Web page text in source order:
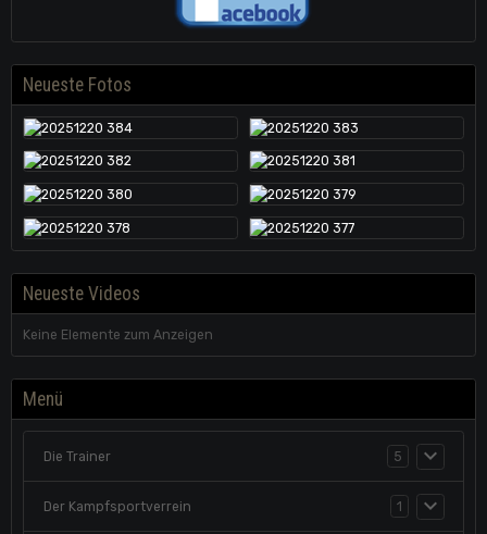
Neueste Fotos
Neueste Videos
Keine Elemente zum Anzeigen
Menü
Die Trainer 5
Der Kampfsportverrein 1